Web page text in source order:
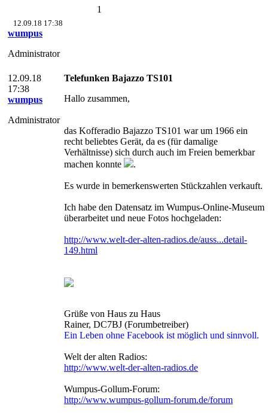
1
12.09.18 17:38
wumpus
Administrator
12.09.18
17:38
wumpus
Administrator
Telefunken Bajazzo TS101
Hallo zusammen,
das Kofferadio Bajazzo TS101 war um 1966 ein
recht beliebtes Gerät, da es (für damalige
Verhältnisse) sich durch auch im Freien bemerkbar
machen konnte
.
Es wurde in bemerkenswerten Stückzahlen verkauft.
Ich habe den Datensatz im Wumpus-Online-Museum
überarbeitet und neue Fotos hochgeladen:
http://www.welt-der-alten-radios.de/auss...detail-
149.html
Grüße von Haus zu Haus
Rainer, DC7BJ (Forumbetreiber)
Ein Leben ohne Facebook ist möglich und sinnvoll.
Welt der alten Radios:
http://www.welt-der-alten-radios.de
Wumpus-Gollum-Forum:
http://www.wumpus-gollum-forum.de/forum